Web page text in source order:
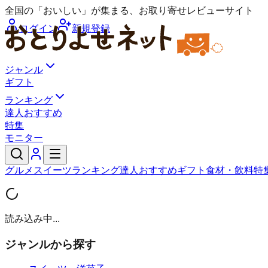
全国の「おいしい」が集まる、お取り寄せレビューサイト
ログイン
新規登録
ジャンル
ギフト
ランキング
達人おすすめ
特集
モニター
グルメ スイーツランキング達人おすすめギフト 食材・飲料特
読み込み中...
ジャンルから探す